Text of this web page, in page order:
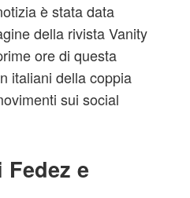
è stata data
della rivista Vanity
ore di questa
italiani della coppia
sui social
e